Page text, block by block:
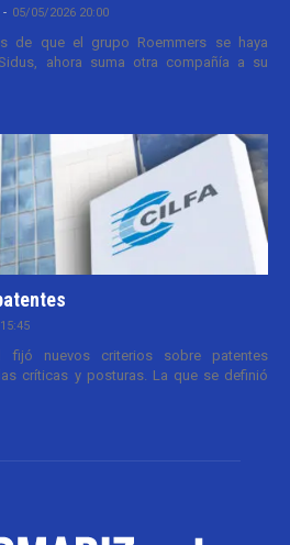
- 05/05/2026 20:00
de que el grupo Roemmers se haya
ahora suma otra compañía a su
fijó nuevos criterios sobre patentes
críticas y posturas. La que se definió